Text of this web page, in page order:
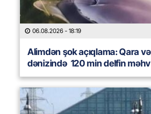
06.08.2026 - 18:19
Alimdən şok açıqlama: Qara
dənizində 120 min delfin